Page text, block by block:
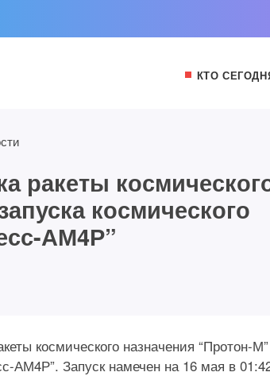
КТО
ракеты
космического
АМ4Р”
космического назначения “Протон-
АМ4Р”. Запуск намечен на 16 мая в